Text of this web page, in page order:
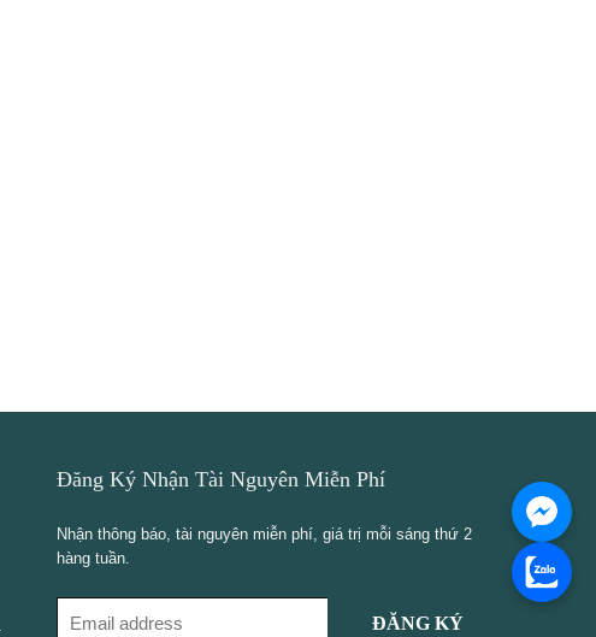
Đăng Ký Nhận Tài Nguyên Miễn Phí
Nhận thông báo, tài nguyên miễn phí, giá trị mỗi sáng thứ 2
hàng tuần.